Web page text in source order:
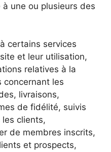
une ou plusieurs des
certains services
et leur utilisation,
relatives à la
concernant les
livraisons,
de fidélité, suivis
clients,
de membres inscrits,
et prospects,